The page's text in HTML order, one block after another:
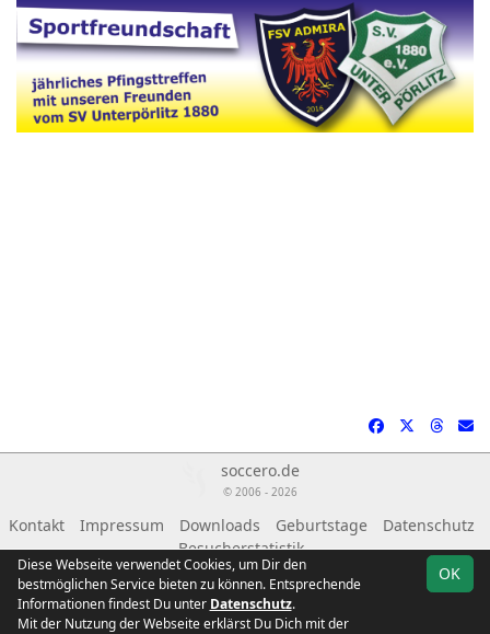
soccero.de
© 2006 - 2026
Kontakt Impressum Downloads Geburtstage
Datenschutz
Besucherstatistik
OK
Diese Webseite verwendet Cookies, um Dir den
bestmöglichen Service bieten zu können. Entsprechende
Informationen findest Du unter Datenschutz.
Mit der Nutzung der Webseite erklärst Du Dich mit der